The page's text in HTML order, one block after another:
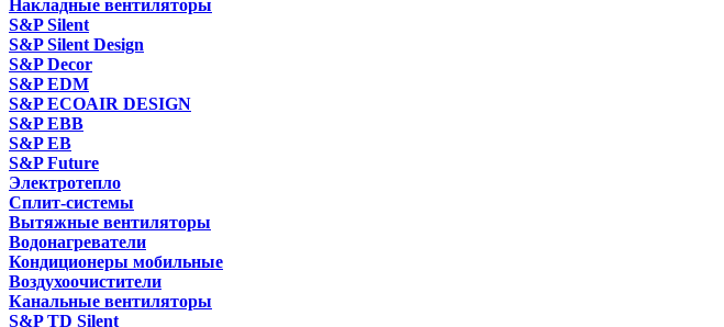
Накладные вентиляторы
S&P Silent
S&P Silent Design
S&P Decor
S&P EDM
S&P ECOAIR DESIGN
S&P EBB
S&P EB
S&P Future
Электротепло
Сплит-системы
Вытяжные вентиляторы
Водонагреватели
Кондиционеры мобильные
Воздухоочистители
Канальные вентиляторы
S&P TD Silent